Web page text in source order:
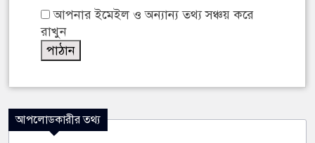
আপনার ইমেইল ও অন্যান্য তথ্য সঞ্চয় করে
রাখুন
আপলোডকারীর তথ্য